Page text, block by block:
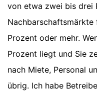
von etwa zwei bis drei
Prozent oder mehr.
Prozent liegt und Sie
nach Miete, Personal
übrig. Ich habe